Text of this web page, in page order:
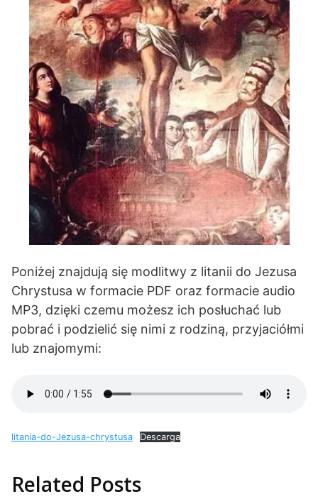
Poniżej znajdują się modlitwy z litanii do Jezusa
Chrystusa w formacie PDF oraz formacie audio
MP3, dzięki czemu możesz ich posłuchać lub
pobrać i podzielić się nimi z rodziną, przyjaciółmi
lub znajomymi:
litania-do-Jezusa-chrystusa Descarga
Related Posts